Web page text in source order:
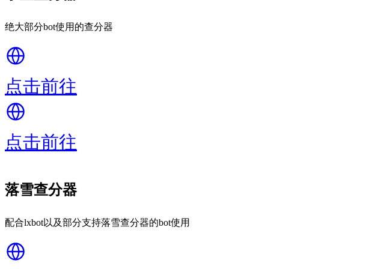
绝大部分bot使用的查分器
点击前往
点击前往
落雪查分器
配合lxbot以及部分支持落雪查分器的bot使用